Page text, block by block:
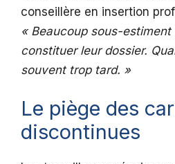
conseillère en insertion
« Beaucoup sous-estiment
constituer leur dossier.
souvent trop tard. »
Le piège des
discontinues